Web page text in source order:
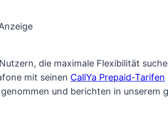
die maximale Flexibilität
mit seinen CallYa Prepaid-Tarifen
und berichten in unserem